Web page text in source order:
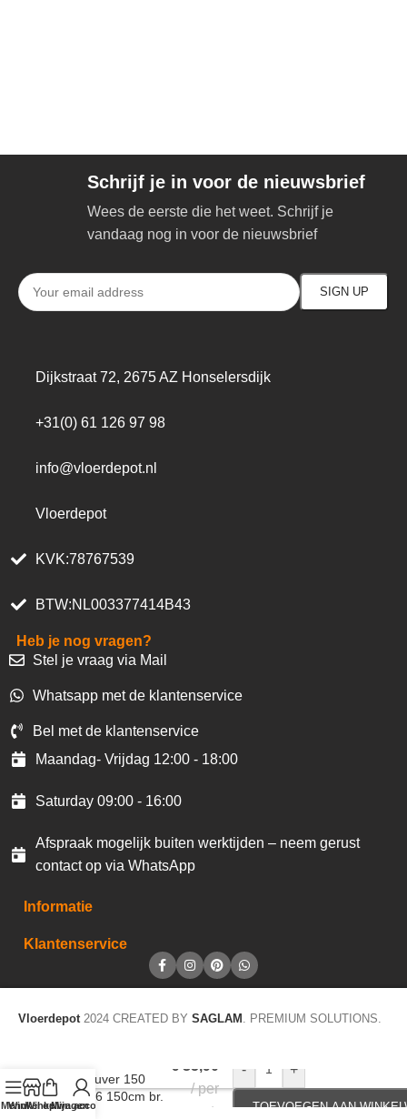
Schrijf je in voor de nieuwsbrief
Wees de eerste die het weet. Schrijf je
vandaag nog in voor de nieuwsbrief
Dijkstraat 72, 2675 AZ Honselersdijk
+31(0) 61 126 97 98
info@vloerdepot.nl
Vloerdepot
KVK:78767539
BTW:NL003377414B43
Heb je nog vragen?
Stel je vraag via Mail
Whatsapp met de klantenservice
Bel met de klantenservice
Maandag- Vrijdag 12:00 - 18:00
Saturday 09:00 - 16:00
Afspraak mogelijk buiten werktijden – neem gerust
contact op via WhatsApp
Informatie
Klantenservice
Vloerdepot 2024 CREATED BY SAGLAM . PREMIUM SOLUTIONS.
Menu
Winkel op
Winkelwagen
Mijn account
Vancouver 150
522006 150cm br.
kleur 780
€ 35,90
per
mtr
- +
TOEVOEGEN AAN